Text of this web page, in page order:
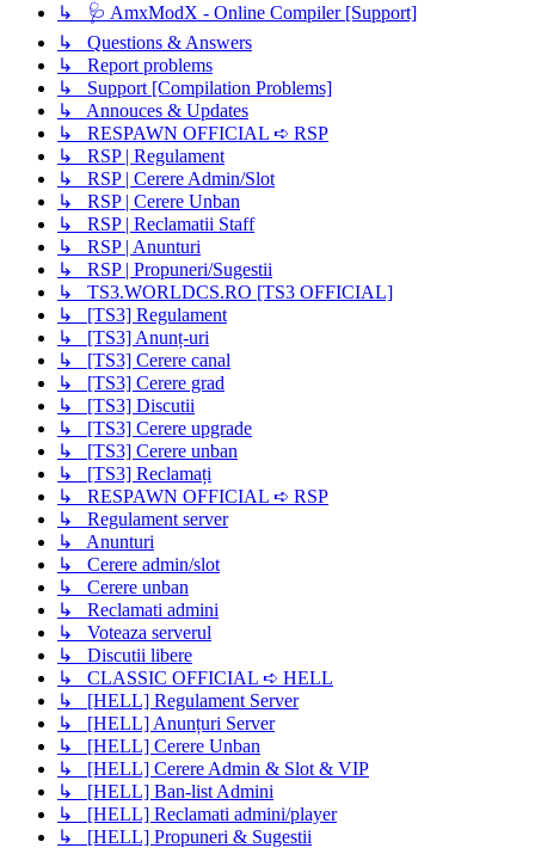
↳ 🩺 AmxModX - Online Compiler [Support]
↳ Questions & Answers
↳ Report problems
↳ Support [Compilation Problems]
↳ Annouces & Updates
↳ RESPAWN OFFICIAL ➪ RSP
↳ RSP | Regulament
↳ RSP | Cerere Admin/Slot
↳ RSP | Cerere Unban
↳ RSP | Reclamatii Staff
↳ RSP | Anunturi
↳ RSP | Propuneri/Sugestii
↳ TS3.WORLDCS.RO [TS3 OFFICIAL]
↳ [TS3] Regulament
↳ [TS3] Anunț-uri
↳ [TS3] Cerere canal
↳ [TS3] Cerere grad
↳ [TS3] Discutii
↳ [TS3] Cerere upgrade
↳ [TS3] Cerere unban
↳ [TS3] Reclamați
↳ RESPAWN OFFICIAL ➪ RSP
↳ Regulament server
↳ Anunturi
↳ Cerere admin/slot
↳ Cerere unban
↳ Reclamati admini
↳ Voteaza serverul
↳ Discutii libere
↳ CLASSIC OFFICIAL ➪ HELL
↳ [HELL] Regulament Server
↳ [HELL] Anunțuri Server
↳ [HELL] Cerere Unban
↳ [HELL] Cerere Admin & Slot & VIP
↳ [HELL] Ban-list Admini
↳ [HELL] Reclamati admini/player
↳ [HELL] Propuneri & Sugestii